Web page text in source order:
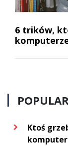
6 trików,
Ktoś